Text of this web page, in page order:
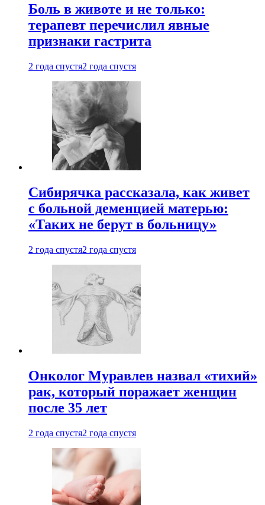
Боль в животе и не только:
терапевт перечислил явные
признаки гастрита
2 года спустя2 года спустя
Сибирячка рассказала, как живет
с больной деменцией матерью:
«Таких не берут в больницу»
2 года спустя2 года спустя
Онколог Муравлев назвал «тихий»
рак, который поражает женщин
после 35 лет
2 года спустя2 года спустя